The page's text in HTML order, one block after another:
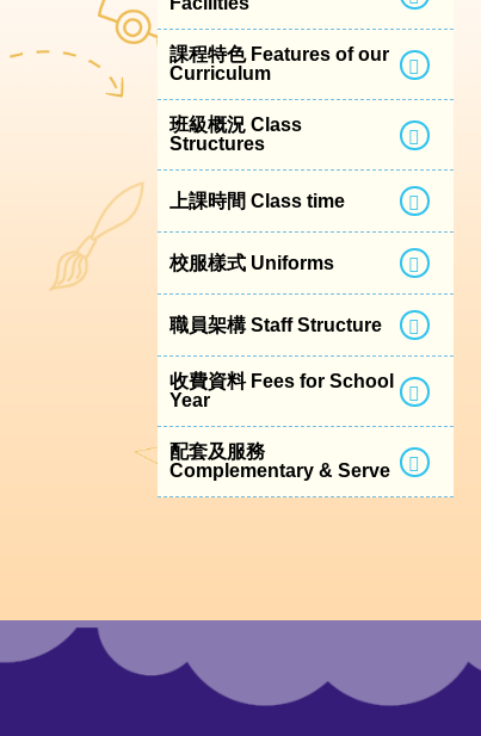
課程特色 Features of our
Curriculum
班級概況 Class
Structures
上課時間 Class time
校服樣式 Uniforms
職員架構 Staff Structure
收費資料 Fees for School
Year
配套及服務
Complementary & Serve